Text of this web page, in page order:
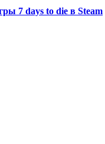
7 days to die в Steam